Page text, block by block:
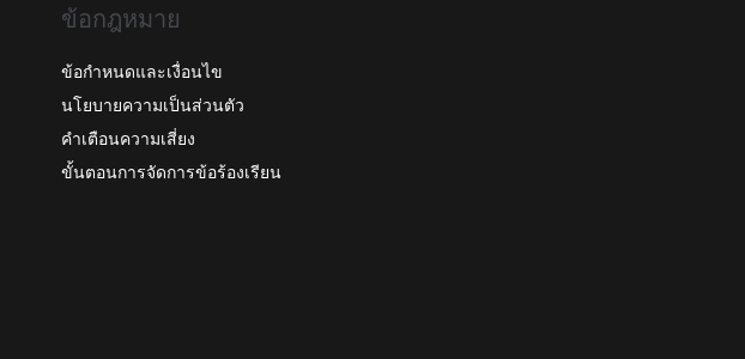
ข้อกฎหมาย
ข้อกำหนดและเงื่อนไข
นโยบายความเป็นส่วนตัว
คำเตือนความเสี่ยง
ขั้นตอนการจัดการข้อร้องเรียน